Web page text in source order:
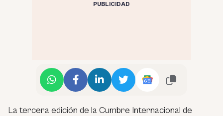
PUBLICIDAD
La tercera edición de la Cumbre Internacional de